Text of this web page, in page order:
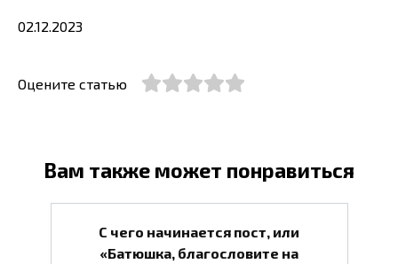
02.12.2023
Оцените статью
Вам также может понравиться
С чего начинается пост, или
«Батюшка, благословите на